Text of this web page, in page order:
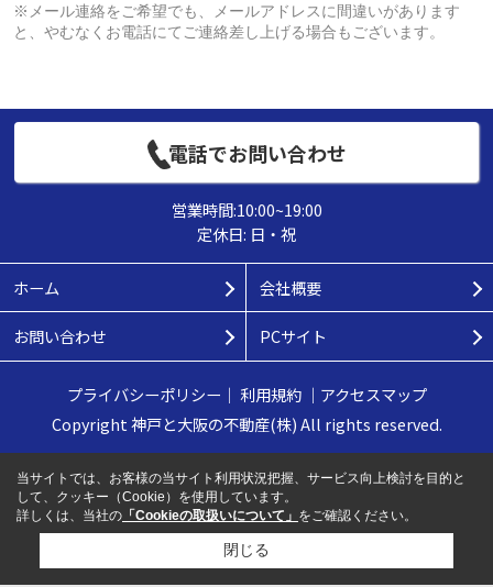
※メール連絡をご希望でも、メールアドレスに間違いがあります
と、やむなくお電話にてご連絡差し上げる場合もございます。
電話でお問い合わせ
営業時間:10:00~19:00
定休日: 日・祝
ホーム 会社概要
お問い合わせ PCサイト
プライバシーポリシー ｜ 利用規約｜ アクセスマップ
Copyright 神戸と大阪の不動産(株) All rights reserved.
当サイトでは、お客様の当サイト利用状況把握、サービス向上検討を目的と
して、クッキー（Cookie）を使用しています。
詳しくは、当社の 「Cookieの取扱いについて」 をご確認ください。
閉じる